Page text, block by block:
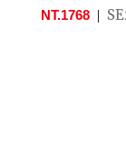
NT.1768